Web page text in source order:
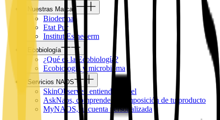
Nuestras Marcas
Bioderma
Etat Pur
Institut Esthederm
Ecobiología
¿Qué es la Ecobiología?
Ecobiología y microbioma
Servicios NAOS
SkinObserver, entiende tu piel
AskNaos, comprende la composición de tu producto
MyNAOS, tu cuenta personalizada